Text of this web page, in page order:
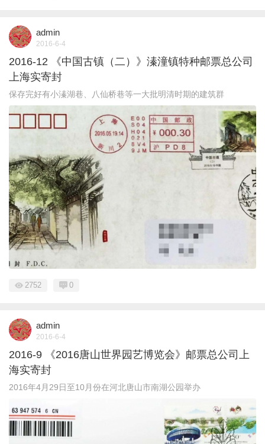
admin
2016-6-4
2016-12 《中国古镇（二）》溱潼镇特种邮票总公司
上海实寄封
保存完好有小溱湖巷、八仙桥巷等一大批明清时期的建筑群
2752 0
admin
2016-6-4
2016-9 《2016唐山世界园艺博览会》邮票总公司上
海实寄封
2016年4月29日至10月份在河北唐山市南湖公园举办